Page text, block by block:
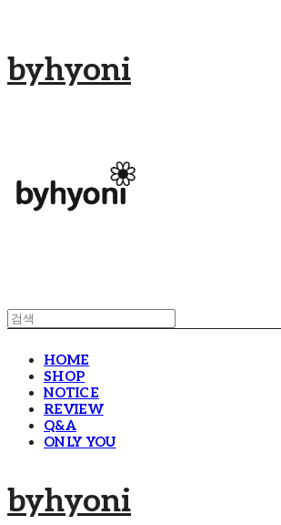
byhyoni
HOME
SHOP
NOTICE
REVIEW
Q&A
ONLY YOU
byhyoni